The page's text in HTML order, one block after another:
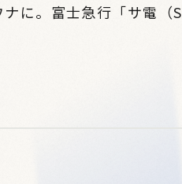
に。富士急行「サ電（